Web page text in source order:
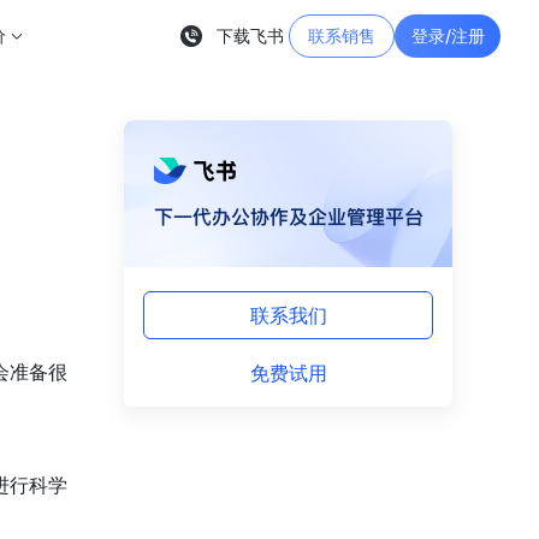
下载飞书 联系销售 登录/注册
联系我们
免费试用
准备很
行科学